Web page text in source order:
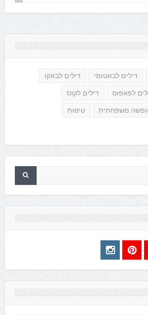
דילים לבאטומי דילים לבאקו
לפאפוס דילים לקוס
משפחתית טיסות